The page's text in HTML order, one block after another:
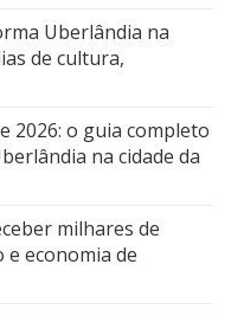
Uberlândia na
de cultura,
2026: o guia completo
na cidade da
milhares de
economia de